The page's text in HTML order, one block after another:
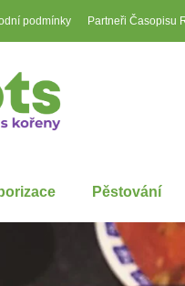
podmínky Partneři Časopisu
Pěstování